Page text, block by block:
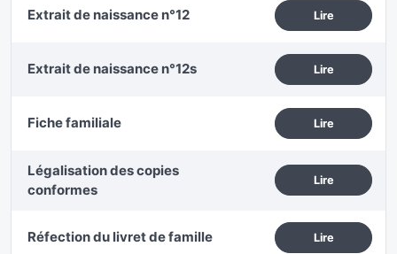
Extrait de naissance n°12 Lire
Extrait de naissance n°12s Lire
Fiche familiale Lire
Légalisation des copies
conformes
Lire
Réfection du livret de famille Lire